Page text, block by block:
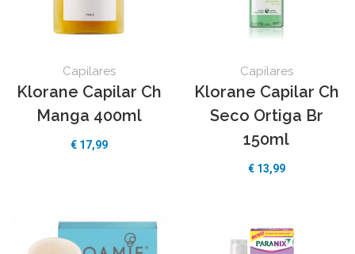
Capilares
Klorane Capilar Ch
Manga 400ml
€ 17,99
Capilares
Klorane Capilar Ch
Seco Ortiga Br
150ml
€ 13,99